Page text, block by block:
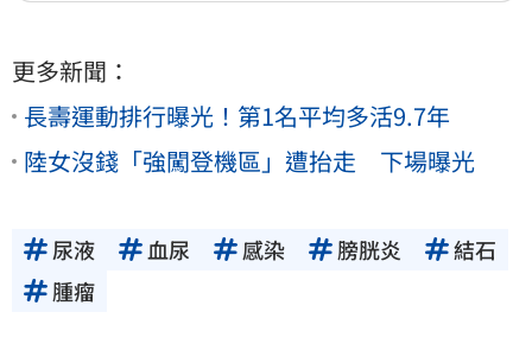
更多新聞：
長壽運動排行曝光！第1名平均多活9.7年
陸女沒錢「強闖登機區」遭抬走 下場曝光
尿液 血尿 感染 膀胱炎
結石
腫瘤